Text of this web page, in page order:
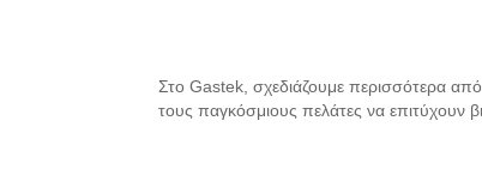
Στο Gastek, σχεδιάζουμε περισσότερα από
τους παγκόσμιους πελάτες να επιτύχουν